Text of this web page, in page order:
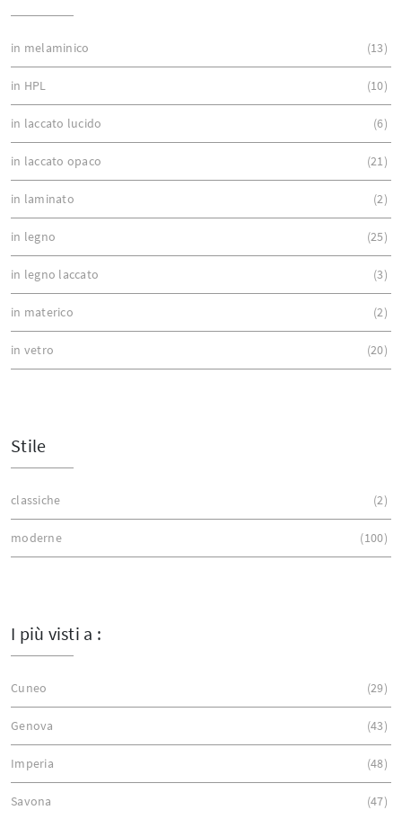
in melaminico 13
in HPL 10
in laccato lucido 6
in laccato opaco 21
in laminato 2
in legno 25
in legno laccato 3
in materico 2
in vetro 20
Stile
classiche 2
moderne 100
I più visti a :
Cuneo 29
Genova 43
Imperia 48
Savona 47